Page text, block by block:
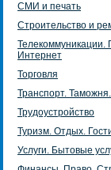
СМИ и печать
Строительство и
Телекоммуникации.
Интернет
Торговля
Транспорт.
Трудоустройство
Туризм. Отдых.
Услуги. Бытовые